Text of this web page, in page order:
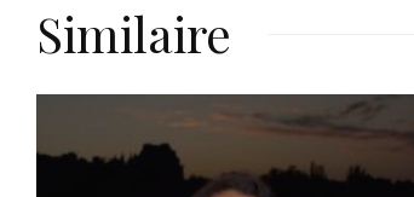
Similaire